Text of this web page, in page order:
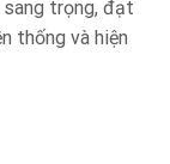
trọng, đạt
thống và hiện